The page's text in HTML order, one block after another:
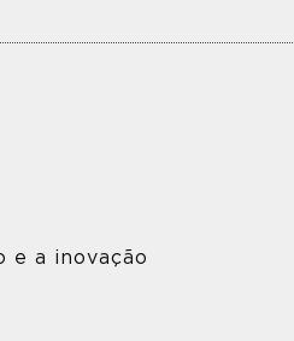
e a inovação